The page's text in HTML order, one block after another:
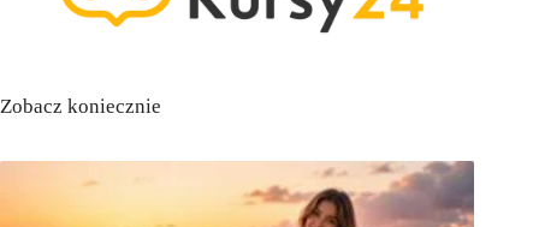
Zobacz koniecznie